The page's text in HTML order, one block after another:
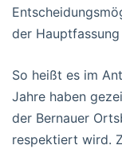
der
So heißt es im
Jahre haben
der Bernauer
respektiert wird.